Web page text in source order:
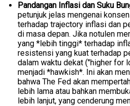
Pandangan Inflasi dan Suku
petunjuk jelas mengenai
terhadap trajectory inflasi dan
di masa depan. Jika notulen
yang *lebih tinggi* terhadap
resistensi yang kuat terhadap
dalam waktu dekat ("higher for
menjadi *hawkish*. Ini akan
bahwa The Fed akan
lebih lama atau bahkan
lebih lanjut, yang cenderung